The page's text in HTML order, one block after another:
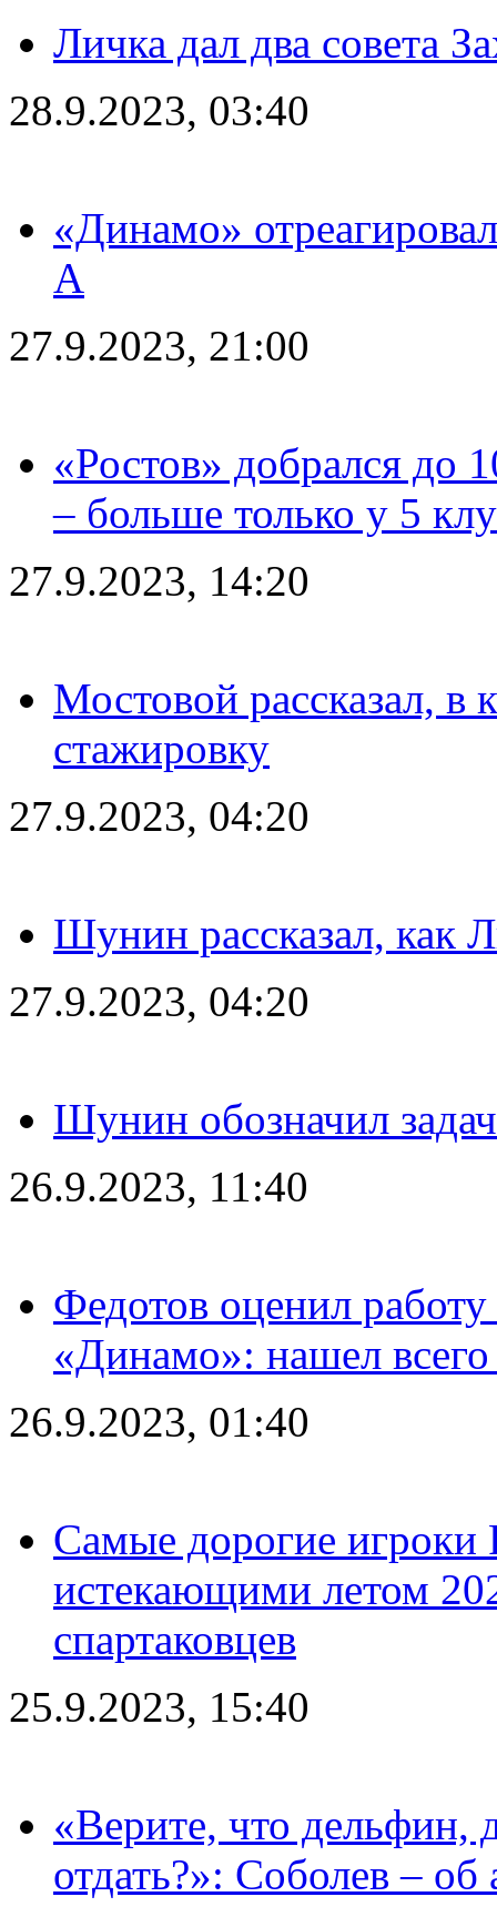
Личка дал два совета
28.9.2023, 03:40
«Динамо»
А
27.9.2023, 21:00
«Ростов» добрался до
– больше только у 5
27.9.2023, 14:20
Мостовой рассказал, в
стажировку
27.9.2023, 04:20
Шунин рассказал, как
27.9.2023, 04:20
Шунин обозначил
26.9.2023, 11:40
Федотов оценил
«Динамо»: нашел
26.9.2023, 01:40
Самые дорогие игроки
истекающими летом
спартаковцев
25.9.2023, 15:40
«Верите, что дельфин,
отдать?»: Соболев – об